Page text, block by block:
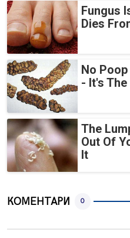
Fungus
Dies
No
- It's
The
Out Of
It
КОМЕНТАРИ 0